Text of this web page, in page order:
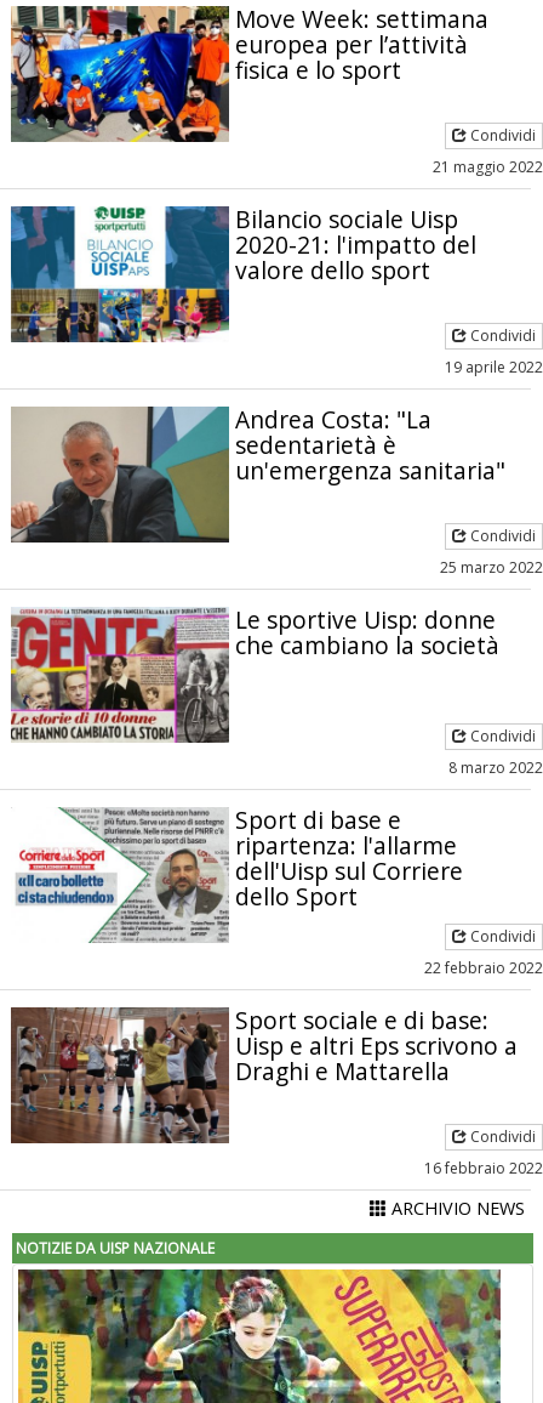
Move Week: settimana
europea per l’attività
fisica e lo sport
Condividi
21 maggio 2022
Bilancio sociale Uisp
2020-21: l'impatto del
valore dello sport
Condividi
19 aprile 2022
Andrea Costa: "La
sedentarietà è
un'emergenza sanitaria"
Condividi
25 marzo 2022
Le sportive Uisp: donne
che cambiano la società
Condividi
8 marzo 2022
Sport di base e
ripartenza: l'allarme
dell'Uisp sul Corriere
dello Sport
Condividi
22 febbraio 2022
Sport sociale e di base:
Uisp e altri Eps scrivono a
Draghi e Mattarella
Condividi
16 febbraio 2022
ARCHIVIO NEWS
NOTIZIE DA UISP NAZIONALE